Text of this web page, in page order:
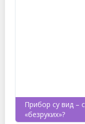
Прибор су вид –
«безруких»?